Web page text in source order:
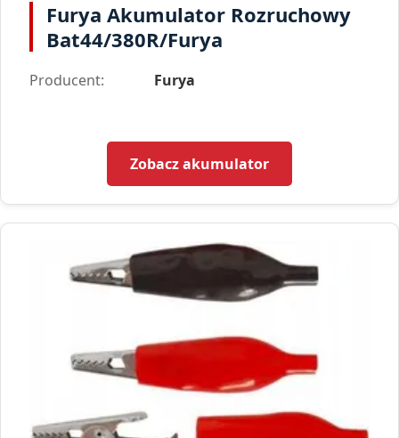
Furya Akumulator Rozruchowy
Bat44/380R/Furya
Producent: Furya
Zobacz akumulator